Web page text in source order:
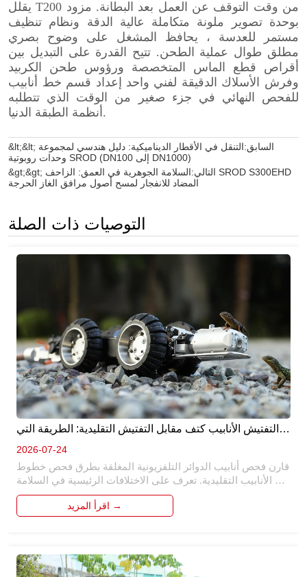
&lt;&lt; السابق:التنقل في الأقطار الديناميكية: دليل هندسي لمجموعة
وحدات روبوتية SROD (DN100 إلى DN1000)
&gt;&gt; التالي:السلامة الجوهرية في العمق: الزاحف SROD S300EHD
المضاد للانفجار لمسح أصول مرافق الغاز الحرجة
التوصيات ذات الصلة
التفتيش الأنابيب كتف مقابل التفتيش التقليدية: الطريقة التي
2026-07-24
قارن فحص أنابيب الدوائر التلفزيونية المغلقة بطرق فحص خطوط
الأنابيب التقليدية. تعرف على الاختلافات الرئيسية في السلامة
والكفاءة والدقة والتكلفة ولماذا أصبح الفحص الآلي هو الحل
اقرأ المزيد →